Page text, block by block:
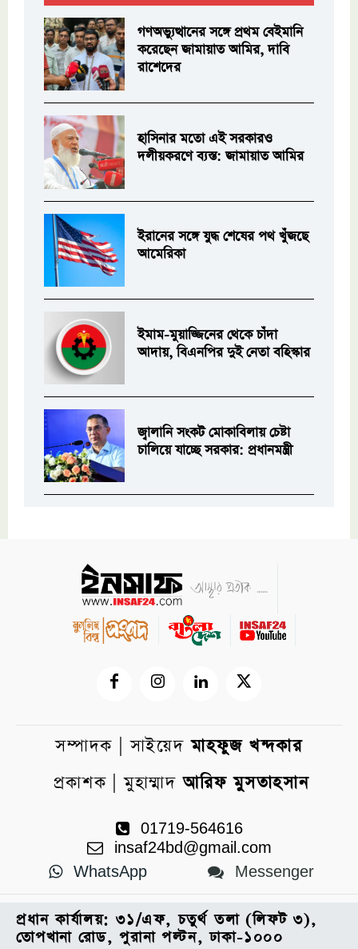
গণঅভ্যুত্থানের সঙ্গে প্রথম বেইমানি
করেছেন জামায়াত আমির, দাবি
রাশেদের
হাসিনার মতো এই সরকারও
দলীয়করণে ব্যস্ত: জামায়াত আমির
ইরানের সঙ্গে যুদ্ধ শেষের পথ খুঁজছে
আমেরিকা
ইমাম-মুয়াজ্জিনের থেকে চাঁদা
আদায়, বিএনপির দুই নেতা বহিস্কার
জ্বালানি সংকট মোকাবিলায় চেষ্টা
চালিয়ে যাচ্ছে সরকার: প্রধানমন্ত্রী
সম্পাদক | সাইয়েদমাহফুজ খন্দকার
প্রকাশক | মুহাম্মাদআরিফ মুসতাহসান
01719-564616
insaf24bd@gmail.com
WhatsApp
Messenger
প্রধান কার্যালয়: ৩১/এফ, চতুর্থ তলা (লিফট ৩),
তোপখানা রোড, পুরানা পল্টন, ঢাকা-১০০০